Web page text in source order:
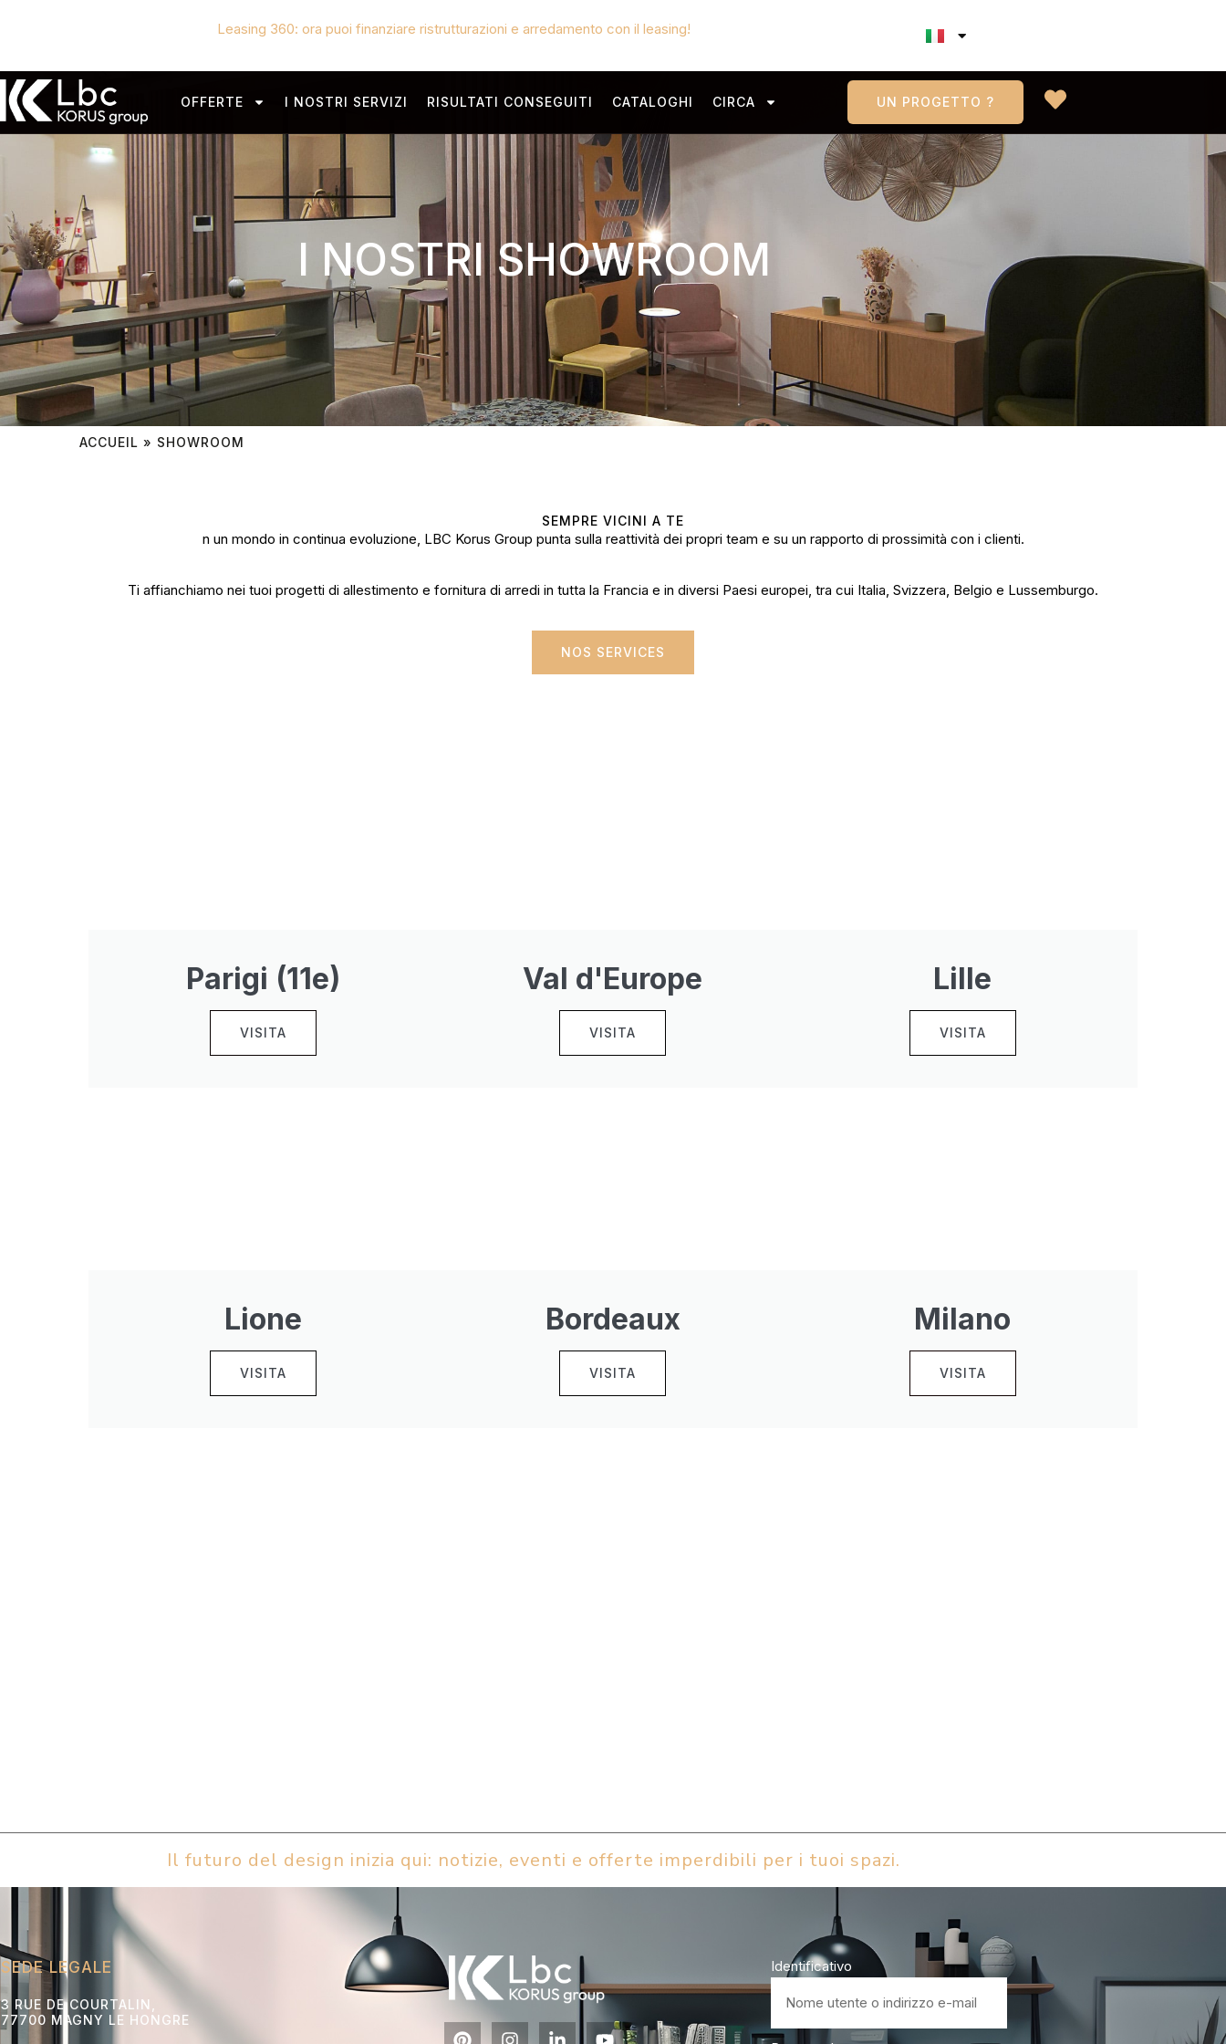
Leasing 360: ora puoi finanziare ristrutturazioni e arredamento con il leasing!
OFFERTE I NOSTRI SERVIZI RISULTATI CONSEGUITI CATALOGHI CIRCA UN PROGETTO ?
I NOSTRI SHOWROOM
ACCUEIL » SHOWROOM
SEMPRE VICINI A TE
n un mondo in continua evoluzione, LBC Korus Group punta sulla reattività dei propri team e su un rapporto di prossimità con i clienti.
Ti affianchiamo nei tuoi progetti di allestimento e fornitura di arredi in tutta la Francia e in diversi Paesi europei, tra cui Italia, Svizzera, Belgio e Lussemburgo.
NOS SERVICES
Parigi (11e)
VISITA
Val d'Europe
VISITA
Lille
VISITA
Lione
VISITA
Bordeaux
VISITA
Milano
VISITA
Il futuro del design inizia qui: notizie, eventi e offerte imperdibili per i tuoi spazi.
SEDE LEGALE
3 RUE DE COURTALIN,
77700 MAGNY LE HONGRE
Identificativo